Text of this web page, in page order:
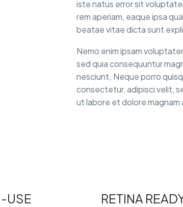
iste natus error sit
rem aperiam, eaque ipsa
beatae vitae dicta sunt
Nemo enim ipsam
sed quia consequuntur
nesciunt. Neque porro
consectetur, adipisci velit,
ut labore et dolore
USE RETINA